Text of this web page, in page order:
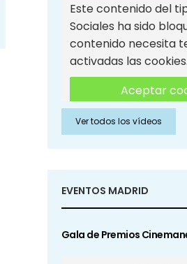
Este contenido del
Sociales ha sido
contenido necesita
activadas las cookies.
Aceptar
Aceptar cookies
Sociales
Ver todos los vídeos
EVENTOS MADRID
Gala de Premios